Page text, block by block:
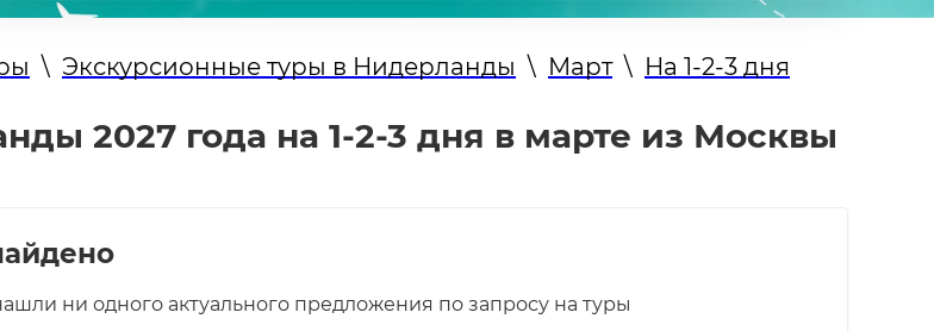
\ Экскурсионные туры в Нидерланды \ Март \ На 1-2-3 дня
2027 года на 1-2-3 дня в марте из Москвы
ни одного актуального предложения по запросу на туры